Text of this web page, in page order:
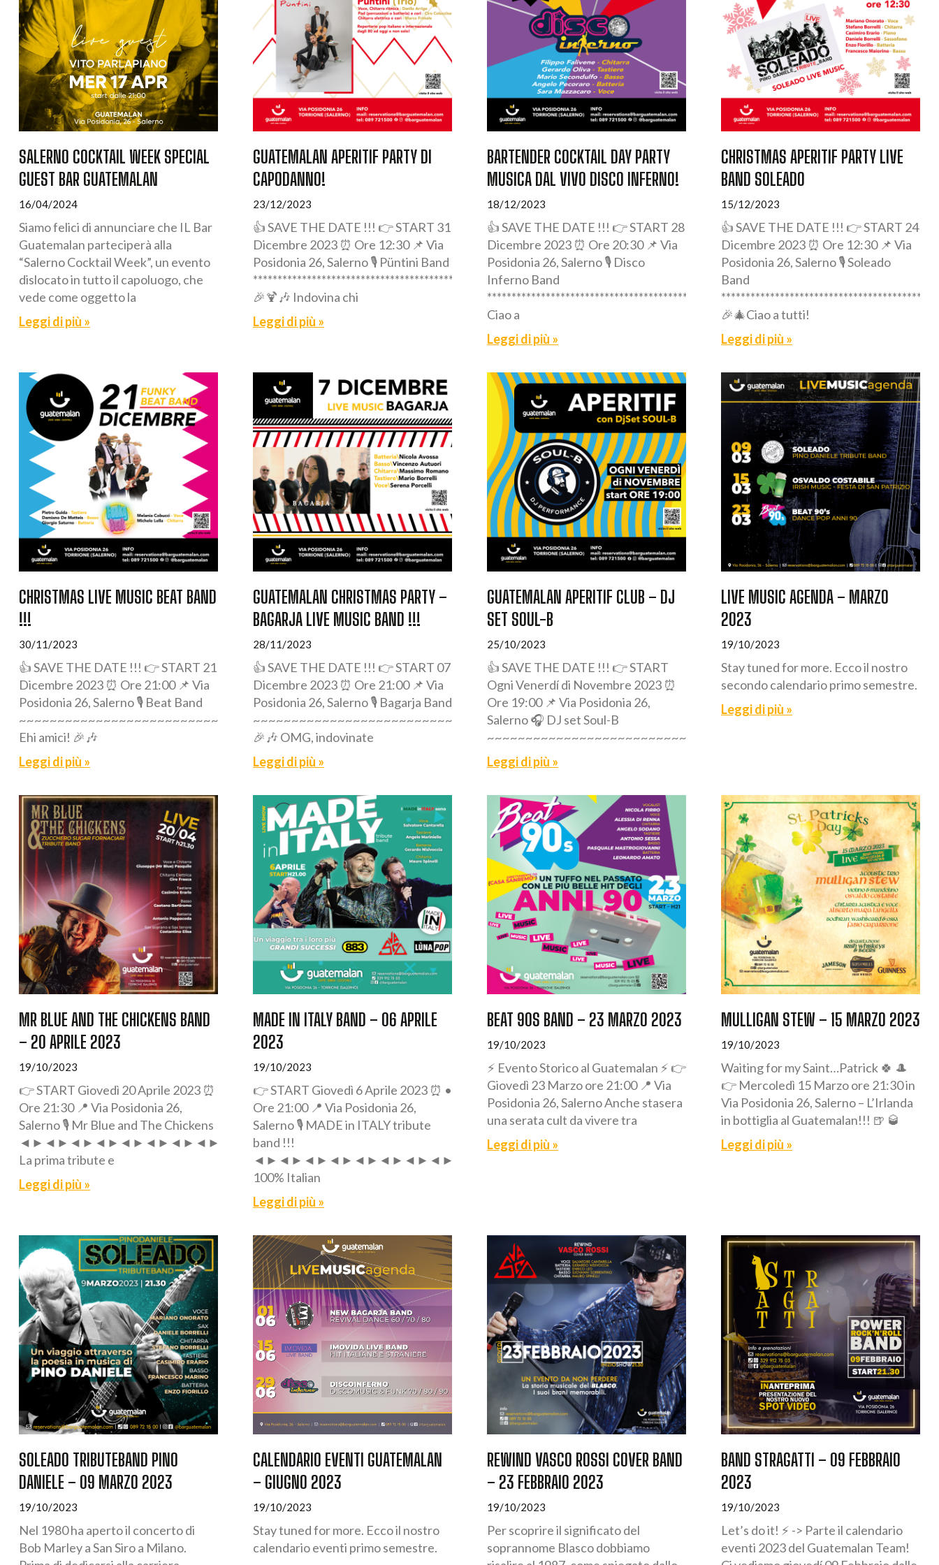
SALERNO COCKTAIL WEEK SPECIAL
GUEST BAR GUATEMALAN
16/04/2024
Siamo felici di annunciare che IL Bar
Guatemalan parteciperà alla
“Salerno Cocktail Week”, un evento
dislocato in tutto il capoluogo, che
vede come oggetto la
Leggi di più »
GUATEMALAN APERITIF PARTY DI
CAPODANNO!
23/12/2023
👍 SAVE THE DATE !!! 👉 START 31
Dicembre 2023 ⏰ Ore 12:30 📌 Via
Posidonia 26, Salerno 🎙️ Püntini Band
********************************************
🎉🍹🎶 Indovina chi
Leggi di più »
BARTENDER COCKTAIL DAY PARTY
MUSICA DAL VIVO DISCO INFERNO!
18/12/2023
👍 SAVE THE DATE !!! 👉 START 28
Dicembre 2023 ⏰ Ore 20:30 📌 Via
Posidonia 26, Salerno 🎙️ Disco
Inferno Band
********************************************
Ciao a
Leggi di più »
CHRISTMAS APERITIF PARTY LIVE
BAND SOLEADO
15/12/2023
👍 SAVE THE DATE !!! 👉 START 24
Dicembre 2023 ⏰ Ore 12:30 📌 Via
Posidonia 26, Salerno 🎙️ Soleado
Band
********************************************
🎉🎄Ciao a tutti!
Leggi di più »
CHRISTMAS LIVE MUSIC BEAT BAND
!!!
30/11/2023
👍 SAVE THE DATE !!! 👉 START 21
Dicembre 2023 ⏰ Ore 21:00 📌 Via
Posidonia 26, Salerno 🎙️ Beat Band
~~~~~~~~~~~~~~~~~~~~~~~~~~~~~~
Ehi amici! 🎉🎶
Leggi di più »
GUATEMALAN CHRISTMAS PARTY –
BAGARJA LIVE MUSIC BAND !!!
28/11/2023
👍 SAVE THE DATE !!! 👉 START 07
Dicembre 2023 ⏰ Ore 21:00 📌 Via
Posidonia 26, Salerno 🎙️ Bagarja Band
~~~~~~~~~~~~~~~~~~~~~~~~~~~~~~
🎉🎶 OMG, indovinate
Leggi di più »
GUATEMALAN APERITIF CLUB – DJ
SET SOUL-B
25/10/2023
👍 SAVE THE DATE !!! 👉 START
Ogni Venerdí di Novembre 2023 ⏰
Ore 19:00 📌 Via Posidonia 26,
Salerno 🎧 DJ set Soul-B
~~~~~~~~~~~~~~~~~~~~~~~~~~~~~~
Leggi di più »
LIVE MUSIC AGENDA – MARZO
2023
19/10/2023
Stay tuned for more. Ecco il nostro
secondo calendario primo semestre.
Leggi di più »
MR BLUE AND THE CHICKENS BAND
– 20 APRILE 2023
19/10/2023
👉 START Giovedì 20 Aprile 2023 ⏰
Ore 21:30 📍 Via Posidonia 26,
Salerno 🎙️ Mr Blue and The Chickens
◄►◄►◄►◄►◄►◄►◄►◄►◄►◄►◄
La prima tribute e
Leggi di più »
MADE IN ITALY BAND – 06 APRILE
2023
19/10/2023
👉 START Giovedì 6 Aprile 2023 ⏰ •
Ore 21:00 📍 Via Posidonia 26,
Salerno 🎙️ MADE in ITALY tribute
band !!!
◄►◄►◄►◄►◄►◄►◄►◄►◄►◄►◄
100% Italian
Leggi di più »
BEAT 90S BAND – 23 MARZO 2023
19/10/2023
⚡ Evento Storico al Guatemalan ⚡ 👉
Giovedì 23 Marzo ore 21:00 📍 Via
Posidonia 26, Salerno Anche stasera
una serata cult da vivere tra
Leggi di più »
MULLIGAN STEW – 15 MARZO 2023
19/10/2023
Waiting for my Saint…Patrick 🍀 🎩
👉 Mercoledì 15 Marzo ore 21:30 in
Via Posidonia 26, Salerno – L’Irlanda
in bottiglia al Guatemalan!!! 🍺 🥃
Leggi di più »
SOLEADO TRIBUTEBAND PINO
DANIELE – 09 MARZO 2023
19/10/2023
Nel 1980 ha aperto il concerto di
Bob Marley a San Siro a Milano.
CALENDARIO EVENTI GUATEMALAN
– GIUGNO 2023
19/10/2023
Stay tuned for more. Ecco il nostro
calendario eventi primo semestre.
REWIND VASCO ROSSI COVER BAND
– 23 FEBBRAIO 2023
19/10/2023
Per scoprire il significato del
soprannome Blasco dobbiamo
BAND STRAGATTI – 09 FEBBRAIO
2023
19/10/2023
Let’s do it! ⚡️ -> Parte il calendario
eventi 2023 del Guatemalan Team!